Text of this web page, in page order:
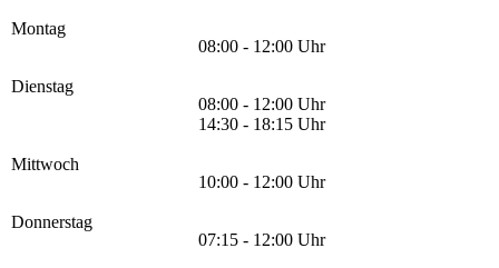
Montag
08:00 - 12:00 Uhr
Dienstag
08:00 - 12:00 Uhr
14:30 - 18:15 Uhr
Mittwoch
10:00 - 12:00 Uhr
Donnerstag
07:15 - 12:00 Uhr